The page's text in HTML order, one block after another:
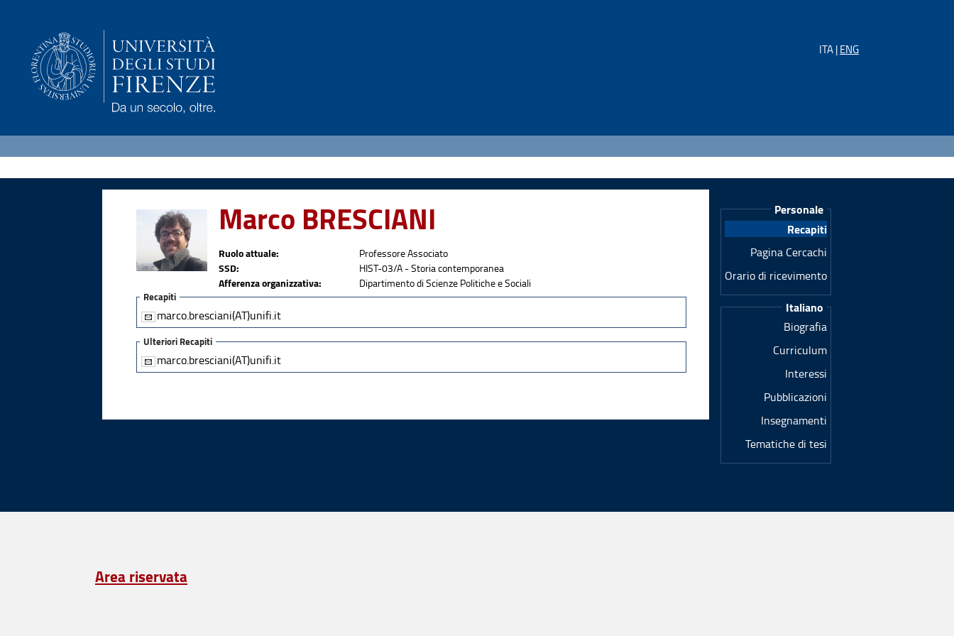
ITA |ENG
Personale
Recapiti
Pagina Cercachi
Orario di ricevimento
Italiano
Biografia
Curriculum
Interessi
Pubblicazioni
Insegnamenti
Tematiche di tesi
Marco BRESCIANI
Ruolo attuale: Professore Associato
SSD: HIST-03/A - Storia contemporanea
Afferenza organizzativa: Dipartimento di Scienze Politiche e Sociali
Recapiti
marco.bresciani(AT)unifi.it
Ulteriori Recapiti
marco.bresciani(AT)unifi.it
Area riservata